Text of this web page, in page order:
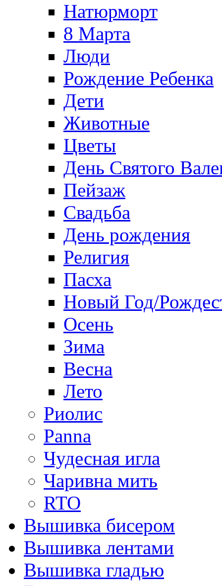
Натюрморт
8 Марта
Люди
Рождение Ребенка
Дети
Животные
Цветы
День Святого
Пейзаж
Свадьба
День рождения
Религия
Пасха
Новый Год/
Осень
Зима
Весна
Лето
Риолис
Panna
Чудесная игла
Чаривна мить
RTO
Вышивка бисером
Вышивка лентами
Вышивка гладью